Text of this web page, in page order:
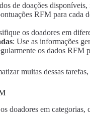
de doações
RFM para cada
os doadores em
: Use as informações
os dados RFM
muitas dessas
doadores em categorias,